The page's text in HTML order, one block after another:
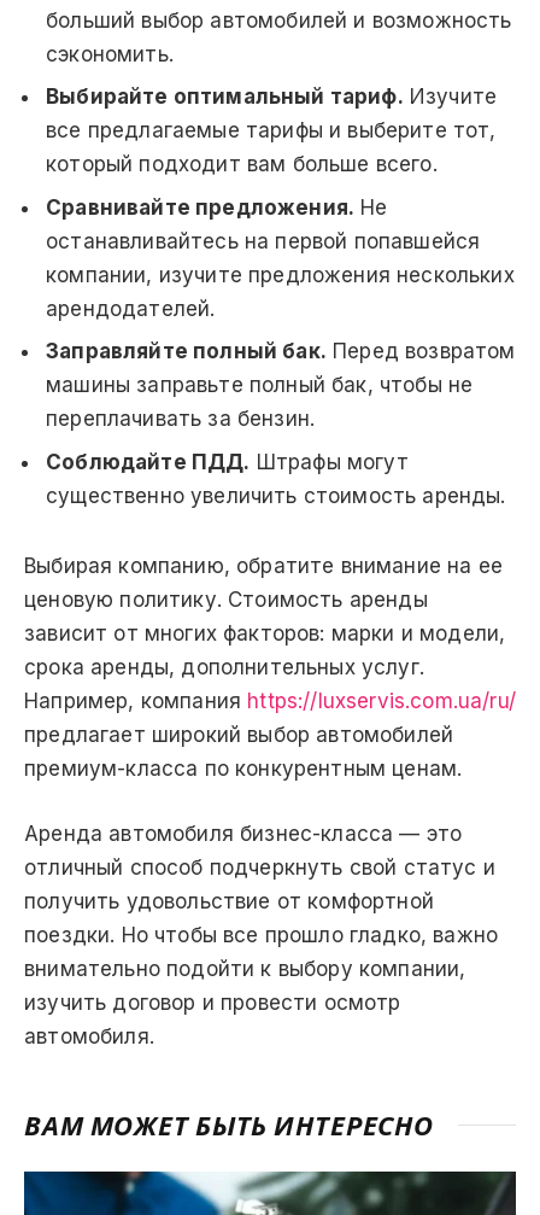
больший выбор автомобилей и возможность
сэкономить.
Выбирайте оптимальный тариф. Изучите
все предлагаемые тарифы и выберите тот,
который подходит вам больше всего.
Сравнивайте предложения. Не
останавливайтесь на первой попавшейся
компании, изучите предложения нескольких
арендодателей.
Заправляйте полный бак. Перед возвратом
машины заправьте полный бак, чтобы не
переплачивать за бензин.
Соблюдайте ПДД. Штрафы могут
существенно увеличить стоимость аренды.
Выбирая компанию, обратите внимание на ее
ценовую политику. Стоимость аренды
зависит от многих факторов: марки и модели,
срока аренды, дополнительных услуг.
Например, компания https://luxservis.com.ua/ru/
предлагает широкий выбор автомобилей
премиум-класса по конкурентным ценам.
Аренда автомобиля бизнес-класса — это
отличный способ подчеркнуть свой статус и
получить удовольствие от комфортной
поездки. Но чтобы все прошло гладко, важно
внимательно подойти к выбору компании,
изучить договор и провести осмотр
автомобиля.
ВАМ МОЖЕТ БЫТЬ ИНТЕРЕСНО